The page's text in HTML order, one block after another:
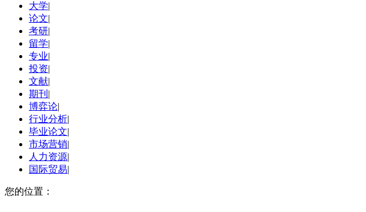
大学|
论文|
考研|
留学|
专业|
投资|
文献|
期刊 |
博弈论|
行业分析|
毕业论文|
市场营销|
人力资源|
国际贸易|
您的位置：